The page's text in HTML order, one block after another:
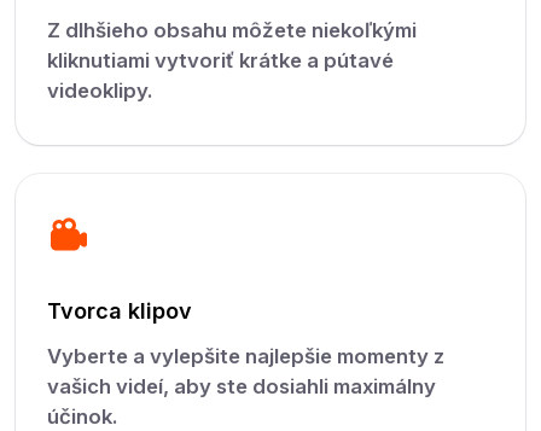
Z dlhšieho obsahu môžete niekoľkými
kliknutiami vytvoriť krátke a pútavé
videoklipy.
Tvorca klipov
Vyberte a vylepšite najlepšie momenty z
vašich videí, aby ste dosiahli maximálny
účinok.